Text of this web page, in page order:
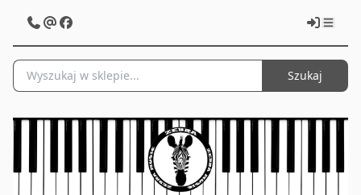
Szukaj